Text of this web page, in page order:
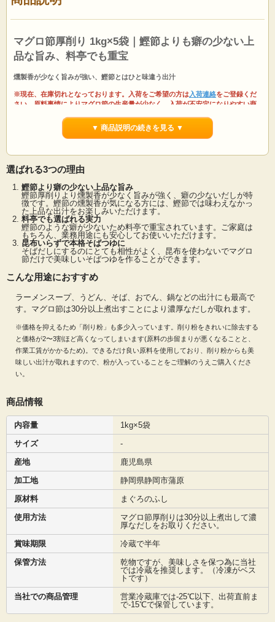
マグロ節厚削り 1kg×5袋｜鰹節よりも癖の少ない上
品な旨み、料亭でも重宝
燻製香が少なく旨みが強い、鰹節とはひと味違う出汁
※現在、在庫切れとなっております。入荷をご希望の方は入荷連絡をご登録くだ
さい。原料事情によりマグロ節の生産量が少なく、入荷が不安定になりやすい商
は、鹿児島県産のマグロ節を職人が丹精込めて厚削りにし
たマグロ節の厚削りです。マグロ節厚削りは長く煮出すことによって濃厚なだし
とても相性がよく、昆布を使わないでマグロ節だけで美味しいそばつゆを作るこ
とができます。当社のマグロ節厚削りは出荷直前まで冷凍保存のため、常温保管
品にありがちな香りの抜けがなく美味しい出汁が取れます。
▼ 商品説明の続きを見る ▼
選ばれる3つの理由
鰹節より癖の少ない上品な旨み
鰹節厚削りより燻製香が少なく旨みが強く、癖の少ないだしが特
徴です。鰹節の燻製香が気になる方には、鰹節では味わえなかっ
た上品な出汁をお楽しみいただけます。
料亭でも選ばれる実力
鰹節のような癖が少ないため料亭で重宝されています。ご家庭は
もちろん、業務用途にも安心してお使いいただけます。
昆布いらずで本格そばつゆに
そばだしにするのにとても相性がよく、昆布を使わないでマグロ
節だけで美味しいそばつゆを作ることができます。
こんな用途におすすめ
ラーメンスープ、うどん、そば、おでん、鍋などの出汁にも最高で
す。マグロ節は30分以上煮出すことにより濃厚なだしが取れます。
※価格を抑えるため「削り粉」も多少入っています。削り粉をきれいに除去する
と価格が2〜3割ほど高くなってしまいます(原料の歩留まりが悪くなることと、
作業工賃がかかるため)。できるだけ良い原料を使用しており、削り粉からも美
味しい出汁が取れますので、粉が入っていることをご理解のうえご購入くださ
い。
商品情報
内容量
1kg×5袋
サイズ
-
産地
鹿児島県
加工地
静岡県静岡市蒲原
原材料
まぐろのふし
使用方法
マグロ節厚削りは30分以上煮出して濃
厚なだしをお取りください。
賞味期限
冷蔵で半年
保管方法
乾物ですが、美味しさを保つ為に当社
では冷蔵を推奨します。（冷凍がベス
トです）
当社での商品管理
営業冷蔵庫では-25℃以下、出荷直前ま
で-15℃で保管しています。